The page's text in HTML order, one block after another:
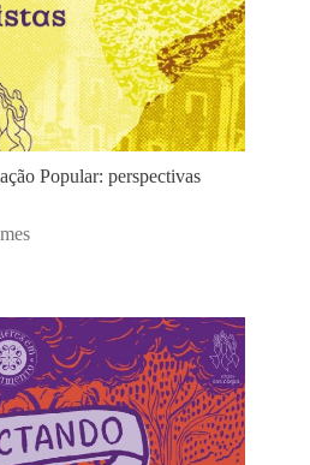
Popular: perspectivas